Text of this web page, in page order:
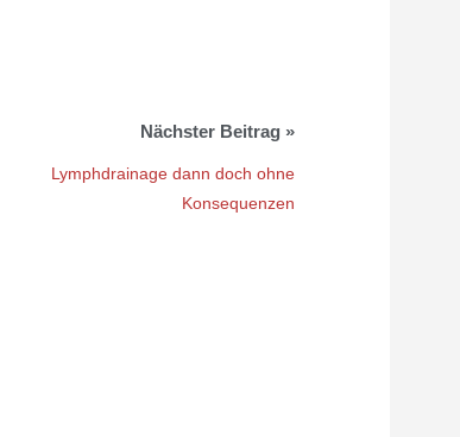
Lymphdrainage dann doch ohne
Konsequenzen